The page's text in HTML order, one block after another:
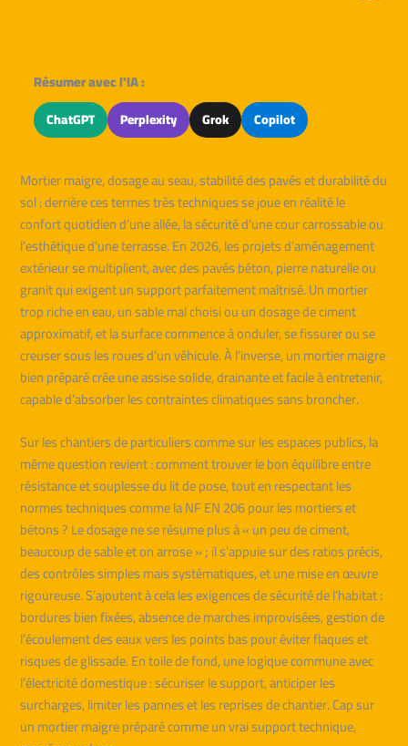
Résumer avec l'IA :
ChatGPT Perplexity Grok Copilot
Mortier maigre, dosage au seau, stabilité des pavés et durabilité du
sol : derrière ces termes très techniques se joue en réalité le
confort quotidien d’une allée, la sécurité d’une cour carrossable ou
l’esthétique d’une terrasse. En 2026, les projets d’aménagement
extérieur se multiplient, avec des pavés béton, pierre naturelle ou
granit qui exigent un support parfaitement maîtrisé. Un mortier
trop riche en eau, un sable mal choisi ou un dosage de ciment
approximatif, et la surface commence à onduler, se fissurer ou se
creuser sous les roues d’un véhicule. À l’inverse, un mortier maigre
bien préparé crée une assise solide, drainante et facile à entretenir,
capable d’absorber les contraintes climatiques sans broncher.
Sur les chantiers de particuliers comme sur les espaces publics, la
même question revient : comment trouver le bon équilibre entre
résistance et souplesse du lit de pose, tout en respectant les
normes techniques comme la NF EN 206 pour les mortiers et
bétons ? Le dosage ne se résume plus à « un peu de ciment,
beaucoup de sable et on arrose » ; il s’appuie sur des ratios précis,
des contrôles simples mais systématiques, et une mise en œuvre
rigoureuse. S’ajoutent à cela les exigences de sécurité de l’habitat :
bordures bien fixées, absence de marches improvisées, gestion de
l’écoulement des eaux vers les points bas pour éviter flaques et
risques de glissade. En toile de fond, une logique commune avec
l’électricité domestique : sécuriser le support, anticiper les
surcharges, limiter les pannes et les reprises de chantier. Cap sur
un mortier maigre préparé comme un vrai support technique,